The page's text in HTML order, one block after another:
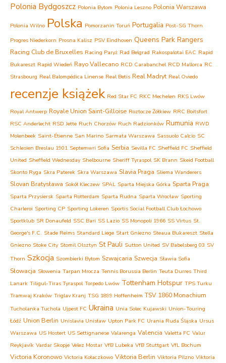
Polonia Bydgoszcz Polonia Bytom Polonia Leszno Polonia Warszawa
Polonia Wilno Polska Pomorzanin Toruń Portugalia Post-SG Thorn
Progres Niederkorn Prosna Kalisz PSV Eindhoven Queens Park Rangers
Racing Club de Bruxelles Racing Paryż Rad Belgrad Rakospalotai EAC Rapid
Bukareszt Rapid Wiedeń Rayo Vallecano RCD Carabanchel RCD Mallorca RC
Strasbourg Real Balompédica Linense Real Betis Real Madryt Real Oviedo
recenzje książek Red Star FC RKC Mechelen RKS Lwów
Royal Antwerp Royale Union Saint-Gilloise Roztocze Żółkiew RRC Boitsfort
RSC Anderlecht RSD Jette Ruch Chorzów Ruch Radzionków Rumunia RWD
Molenbeek Saint-Étienne San Marino Sarmata Warszawa Sassuolo Calcio SC
Schlesien Breslau 1901 Septemwri Sofia Serbia Sevilla FC Sheffield FC Sheffield
United Sheffield Wednesday Shelbourne Sheriff Tyraspol SK Brann Skeid Football
Skonto Ryga Skra Paterek Skra Warszawa Slavia Praga Sliema Wanderers
Slovan Bratysława Sokół Kleczew SPAL Sparta Miejska Górka Sparta Praga
Sparta Przysiersk Sparta Rotterdam Sparta Rudna Sparta Wrocław Sporting
Charleroi Sporting CP Sporting Lokeren Sportis Social Football Club Łochowo
Sportklub SR Donaufeld SSC Bari SS Lazio SS Monopoli 1966 SS Virtus St.
George's F.C. Stade Reims Standard Liege Start Gniezno Steaua Bukareszt Stella
Gniezno Stoke City Stomil Olsztyn St Pauli Sutton United SV Babelsberg 03 SV
Thorn Szkocja Szombierki Bytom Szwajcaria Szwecja Sławia Sofia
Słowacja Słowenia Tarpan Mrocza Tennis Borussia Berlin Teuta Durres Third
Lanark Tiligul-Tiras Tyraspol Torpedo Lwów Tottenham Hotspur TPS Turku
Tramwaj Kraków Triglav Kranj TSG 1899 Hoffenheim TSV 1860 Monachium
Tucholanka Tuchola Ujpest FC Ukraina Unia Solec Kujawski Union-Touring
Łódź Union Berlin Unislavia Unisław Upton Park FC Urania Ruda Śląska Ursus
Warszawa US Hostert US Settignanese Valarenga Valencia Valetta FC Valur
Reykjavík Vardar Skopje Velez Mostar VfB Lubeka VfB Stuttgart VfL Bochum
Victoria Koronowo Victoria Kołaczkowo Viktoria Berlin Viktoria Pilzno Viktoria